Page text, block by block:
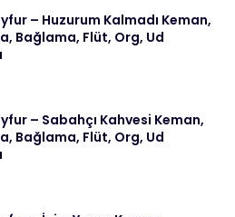
– Huzurum Kalmadı Keman,
Bağlama, Flüt, Org, Ud
– Sabahçı Kahvesi Keman,
Bağlama, Flüt, Org, Ud